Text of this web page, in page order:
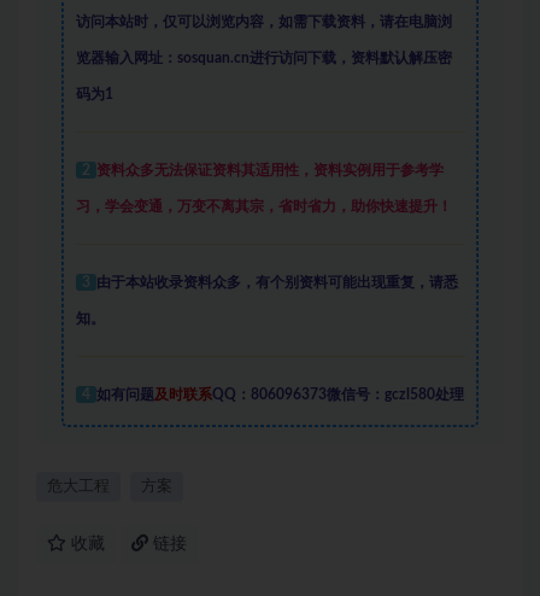
访问本站时，仅可以浏览内容，如需下载资料，请在电脑浏
览器输入网址：sosquan.cn进行访问下载， 资料默认解压密
码为1
2 资料众多无法保证资料其适用性，资料实例 用于参考学
习，学会变通，万变不离其宗，省时省力，助你快速提升！
3 由于本站收录资料众多，有个别资料可能出现重复，请悉
知。
4 如有问题 及时联系QQ：806096373微信号：gczl580处理
危大工程 方案
收藏 链接